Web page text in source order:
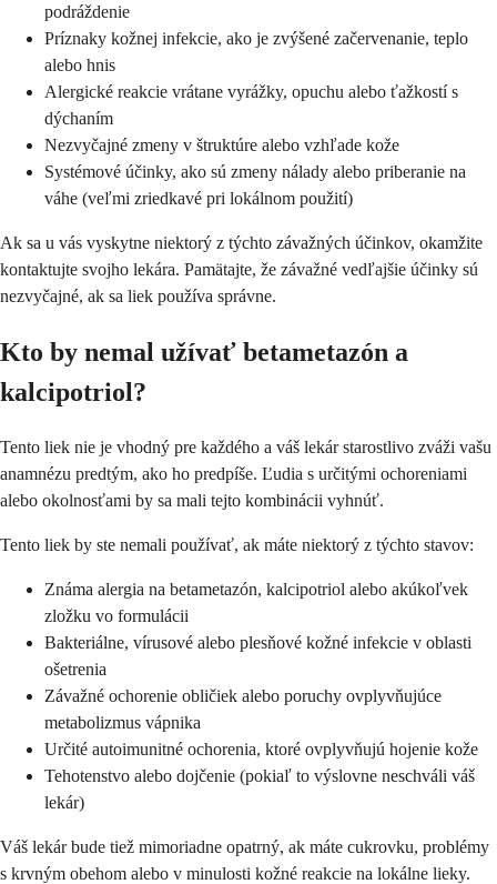
podráždenie
Príznaky kožnej infekcie, ako je zvýšené začervenanie, teplo
alebo hnis
Alergické reakcie vrátane vyrážky, opuchu alebo ťažkostí s
dýchaním
Nezvyčajné zmeny v štruktúre alebo vzhľade kože
Systémové účinky, ako sú zmeny nálady alebo priberanie na
váhe (veľmi zriedkavé pri lokálnom použití)
Ak sa u vás vyskytne niektorý z týchto závažných účinkov, okamžite
kontaktujte svojho lekára. Pamätajte, že závažné vedľajšie účinky sú
nezvyčajné, ak sa liek používa správne.
Kto by nemal užívať betametazón a
kalcipotriol?
Tento liek nie je vhodný pre každého a váš lekár starostlivo zváži vašu
anamnézu predtým, ako ho predpíše. Ľudia s určitými ochoreniami
alebo okolnosťami by sa mali tejto kombinácii vyhnúť.
Tento liek by ste nemali používať, ak máte niektorý z týchto stavov:
Známa alergia na betametazón, kalcipotriol alebo akúkoľvek
zložku vo formulácii
Bakteriálne, vírusové alebo plesňové kožné infekcie v oblasti
ošetrenia
Závažné ochorenie obličiek alebo poruchy ovplyvňujúce
metabolizmus vápnika
Určité autoimunitné ochorenia, ktoré ovplyvňujú hojenie kože
Tehotenstvo alebo dojčenie (pokiaľ to výslovne neschváli váš
lekár)
Váš lekár bude tiež mimoriadne opatrný, ak máte cukrovku, problémy
s krvným obehom alebo v minulosti kožné reakcie na lokálne lieky.